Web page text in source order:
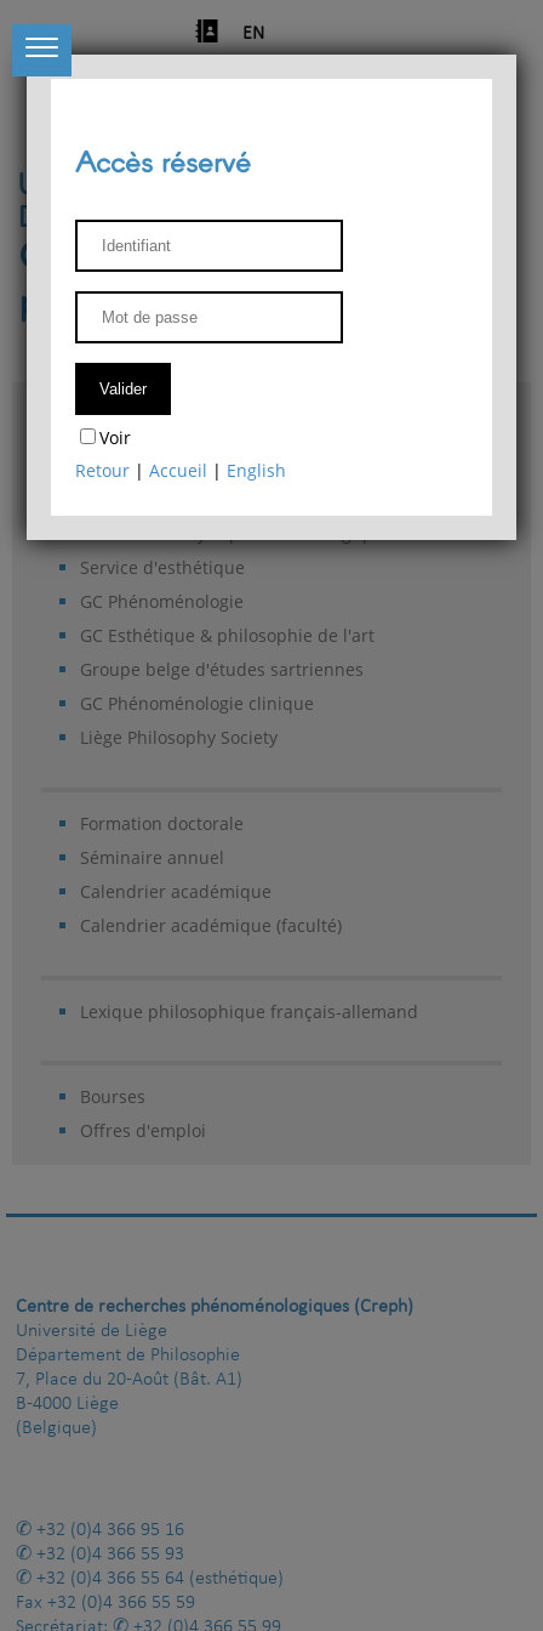
EN
Université de Liège
Département de philosophie
Centre de recherches
phénoménologiques
Accès & plans
Bibliothèque du Département de philosophie
Service d'esthétique
GC Phénoménologie
GC Esthétique & philosophie de l'art
Groupe belge d'études sartriennes
GC Phénoménologie clinique
Liège Philosophy Society
Formation doctorale
Séminaire annuel
Calendrier académique
Calendrier académique (faculté)
Lexique philosophique français-allemand
Bourses
Offres d'emploi
Accès réservé
Voir
Retour |Accueil | English
Centre de recherches phénoménologiques (Creph)
Université de Liège
Département de Philosophie
7, Place du 20-Août (Bât. A1)
B-4000 Liège
(Belgique)
+32 (0)4 366 95 16
+32 (0)4 366 55 93
+32 (0)4 366 55 64 (esthétique)
Fax +32 (0)4 366 55 59